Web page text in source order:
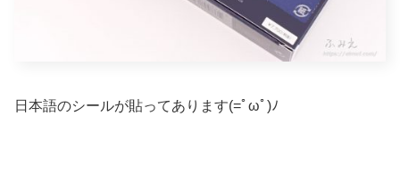
日本語のシールが貼ってあります(=ﾟωﾟ)ﾉ